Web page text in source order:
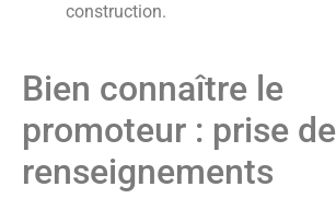
construction.
Bien connaître le
promoteur : prise de
renseignements